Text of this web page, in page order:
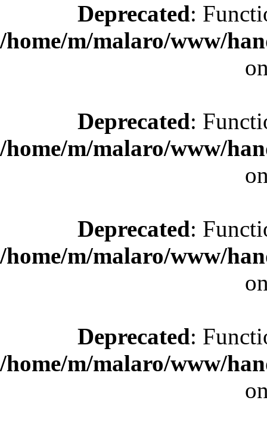
Deprecated:
/home/m/malaro/www/
Deprecated:
/home/m/malaro/www/
Deprecated:
/home/m/malaro/www/
Deprecated:
/home/m/malaro/www/